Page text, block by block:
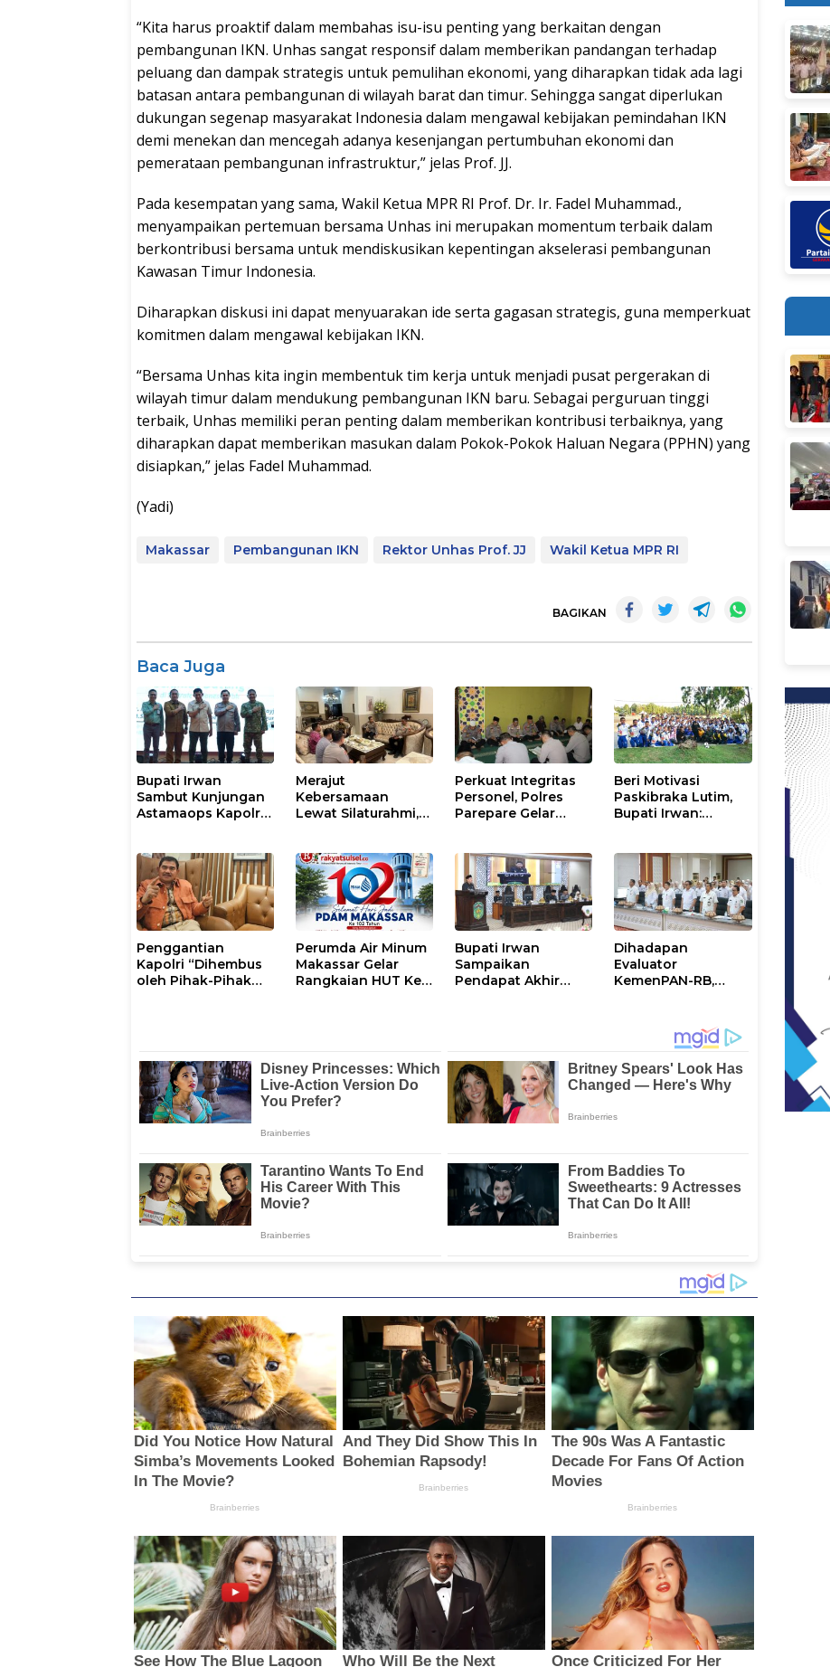
“Kita harus proaktif dalam membahas isu-isu penting yang berkaitan dengan
pembangunan IKN. Unhas sangat responsif dalam memberikan pandangan terhadap
peluang dan dampak strategis untuk pemulihan ekonomi, yang diharapkan tidak ada lagi
batasan antara pembangunan di wilayah barat dan timur. Sehingga sangat diperlukan
dukungan segenap masyarakat Indonesia dalam mengawal kebijakan pemindahan IKN
demi menekan dan mencegah adanya kesenjangan pertumbuhan ekonomi dan
pemerataan pembangunan infrastruktur,” jelas Prof. JJ.
Pada kesempatan yang sama, Wakil Ketua MPR RI Prof. Dr. Ir. Fadel Muhammad.,
menyampaikan pertemuan bersama Unhas ini merupakan momentum terbaik dalam
berkontribusi bersama untuk mendiskusikan kepentingan akselerasi pembangunan
Kawasan Timur Indonesia.
Diharapkan diskusi ini dapat menyuarakan ide serta gagasan strategis, guna memperkuat
komitmen dalam mengawal kebijakan IKN.
“Bersama Unhas kita ingin membentuk tim kerja untuk menjadi pusat pergerakan di
wilayah timur dalam mendukung pembangunan IKN baru. Sebagai perguruan tinggi
terbaik, Unhas memiliki peran penting dalam memberikan kontribusi terbaiknya, yang
diharapkan dapat memberikan masukan dalam Pokok-Pokok Haluan Negara (PPHN) yang
disiapkan,” jelas Fadel Muhammad.
(Yadi)
Makassar Pembangunan IKN Rektor Unhas Prof. JJ Wakil Ketua MPR RI
BAGIKAN
Baca Juga
Bupati Irwan
Sambut Kunjungan
Astamaops Kapolri
Luwu Timur
Merajut
Kebersamaan
Lewat Silaturahmi,
dengan Tokoh
Masyarakat
Perkuat Integritas
Personel, Polres
Parepare Gelar
Beri Motivasi
Paskibraka Lutim,
Bupati Irwan:
Perhatian
Penggantian
Kapolri “Dihembus
oleh Pihak-Pihak
Perumda Air Minum
Makassar Gelar
Rangkaian HUT Ke-
Bupati Irwan
Sampaikan
Pendapat Akhir
Dihadapan
Evaluator
KemenPAN-RB,
Capaian Kinerja